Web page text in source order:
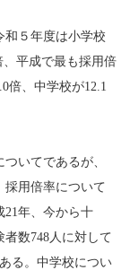
５年度は小学校
、平成で最も採用倍
倍、中学校が12.1
いてであるが、
採用倍率について
21年、今から十
数748人に対して
る。中学校につい